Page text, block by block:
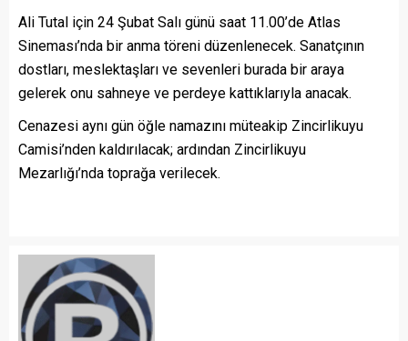
Ali Tutal için 24 Şubat Salı günü saat 11.00’de Atlas
Sineması’nda bir anma töreni düzenlenecek. Sanatçının
dostları, meslektaşları ve sevenleri burada bir araya
gelerek onu sahneye ve perdeye kattıklarıyla anacak.
Cenazesi aynı gün öğle namazını müteakip Zincirlikuyu
Camisi’nden kaldırılacak; ardından Zincirlikuyu
Mezarlığı’nda toprağa verilecek.